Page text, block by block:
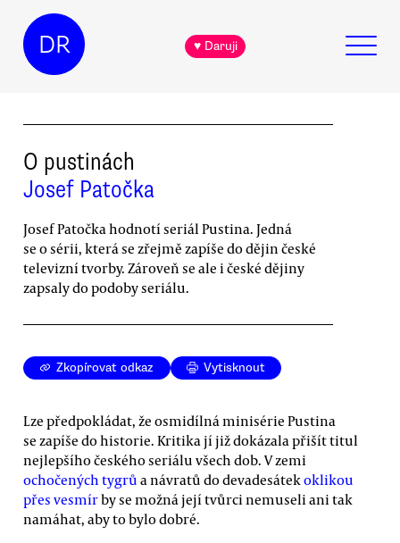
DR ♥ Daruji
O pustinách
Josef Patočka
Josef Patočka hodnotí seriál Pustina. Jedná
se o sérii, která se zřejmě zapíše do dějin české
televizní tvorby. Zároveň se ale i české dějiny
zapsaly do podoby seriálu.
Zkopírovat odkaz Vytisknout
Lze předpokládat, že osmidílná minisérie Pustina
se zapíše do historie. Kritika jí již dokázala přišít titul
nejlepšího českého seriálu všech dob. V zemi
ochočených tygrů a návratů do devadesátekoklikou
přes vesmírby se možná její tvůrci nemuseli ani tak
namáhat, aby to bylo dobré.